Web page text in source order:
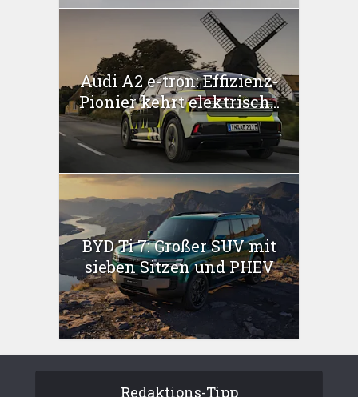
Audi A2 e-tron: Effizienz-
Pionier kehrt elektrisch...
BYD Ti 7: Großer SUV mit
sieben Sitzen und PHEV
Redaktions-Tipp